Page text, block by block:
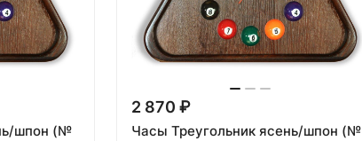
шпон (№
2 870 ₽
Часы Треугольник ясень/шпон (№